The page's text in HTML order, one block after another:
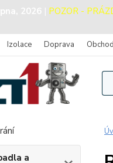
2026 | POZOR -
Izolace Doprava
a